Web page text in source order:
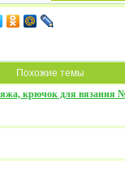
Похожие темы
крючок для вязания